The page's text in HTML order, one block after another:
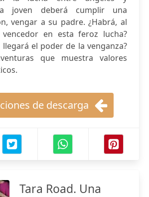
joven deberá cumplir una
vengar a su padre. ¿Habrá, al
en esta feroz lucha?
llegará el poder de la venganza?
que muestra valores
de descarga
Tara Road. Una